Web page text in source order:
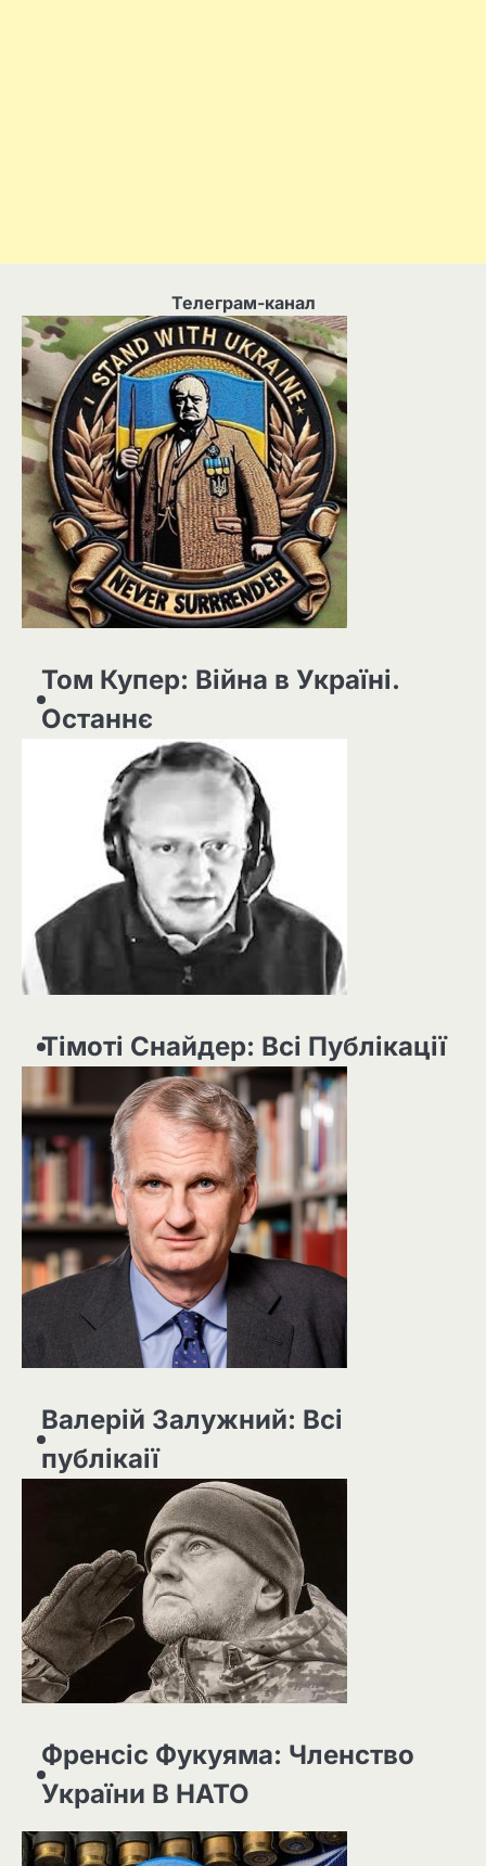
Телеграм-канал
Том Купер: Війна в Україні.
Останнє
Тімоті Снайдер: Всі Публікації
Валерій Залужний: Всі
публікаії
Френсіс Фукуяма: Членство
України В НАТО